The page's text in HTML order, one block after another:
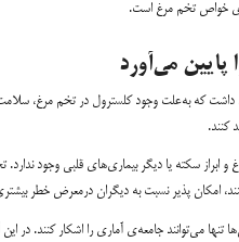
خواص تخم مرغ است.
که به‌علت وجود کلسترول در تخم مرغ،
کنند.
مصرف تخم مرغ و ابراز سکته یا دیگر بیماری‌های قلبی وجود
پذیر نسبت به دیگران درمعرض خطر بیشتری
می‌توانند جامعه‌ی آماری را اشکار کنند. در